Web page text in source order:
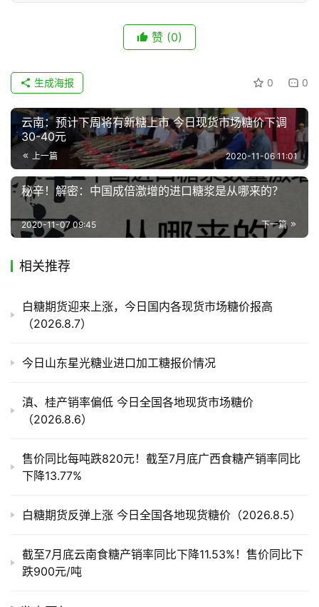
专
题
地
频
产
销
赞 (0)
0 0
生成海报
云南：预计下周将有新糖上市 今日现货市场糖价下调
30-40元
上一篇 2020-11-06 11:01
秘辛！解密：中国成倍激增的进口糖浆是从哪来的？
下一篇
2020-11-07 09:45
相关推荐
白糖期货迎来上涨，今日国内各现货市场糖价报高
（2026.8.7）
今日山东星光糖业进口加工糖报价情况
滇、桂产销率偏低 今日全国各地现货市场糖价
（2026.8.6）
售价同比每吨跌820元！截至7月底广西食糖产销率同比
下降13.77%
白糖期货反弹上涨 今日全国各地现货糖价（2026.8.5）
截至7月底云南食糖产销率同比下降11.53%！售价同比下
跌900元/吨